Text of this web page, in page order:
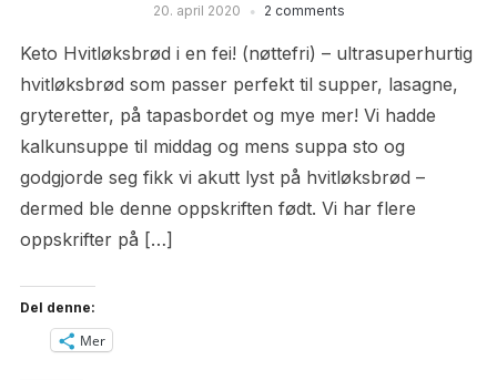
20. april 2020 2 comments
Keto Hvitløksbrød i en fei! (nøttefri) – ultrasuperhurtig
hvitløksbrød som passer perfekt til supper, lasagne,
gryteretter, på tapasbordet og mye mer! Vi hadde
kalkunsuppe til middag og mens suppa sto og
godgjorde seg fikk vi akutt lyst på hvitløksbrød –
dermed ble denne oppskriften født. Vi har flere
oppskrifter på […]
Del denne:
Mer